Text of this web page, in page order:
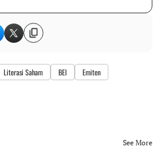
Literasi Saham BEI
Emiten
See More